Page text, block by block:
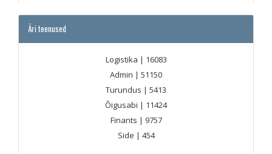
Äri teenused
Logistika | 16083
Admin | 51150
Turundus | 5413
Õigusabi | 11424
Finants | 9757
Side | 454